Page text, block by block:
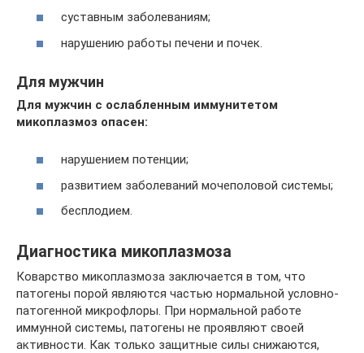
суставным заболеваниям;
нарушению работы печени и почек.
Для мужчин
Для мужчин с ослабленным иммунитетом
микоплазмоз опасен:
нарушением потенции;
развитием заболеваний мочеполовой системы;
бесплодием.
Диагностика микоплазмоза
Коварство микоплазмоза заключается в том, что
патогены порой являются частью нормальной условно-
патогенной микрофлоры. При нормальной работе
иммунной системы, патогены не проявляют своей
активности. Как только защитные силы снижаются,